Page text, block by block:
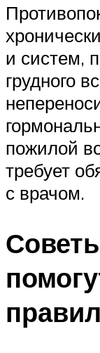
и систем,
грудного
пожилой
требует
с врачом.